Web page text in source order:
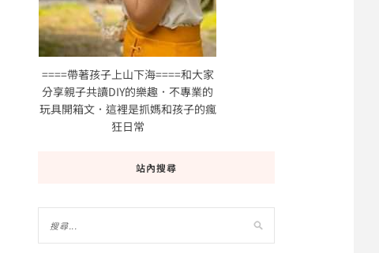
====帶著孩子上山下海====和大家
分享親子共讀DIY的樂趣．不專業的
玩具開箱文．這裡是抓媽和孩子的瘋
狂日常
站內搜尋